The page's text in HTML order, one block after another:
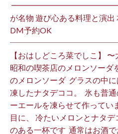
━━━━━━━━━━━━━━ ⁡ 梅
が名物 遊び心ある料理と演
DM予約OK ⁡
【おはしどころ菜でしこ】
昭和の喫茶店のメロンソーダ
のメロンソーダ ⁡ グラスの中
凍したナタデココ。 ⁡ 氷も普
ーエールを凍らせて作ってい
目に、 冷たいメロンとナタ
のある一杯です ⁡ 通常はお酒